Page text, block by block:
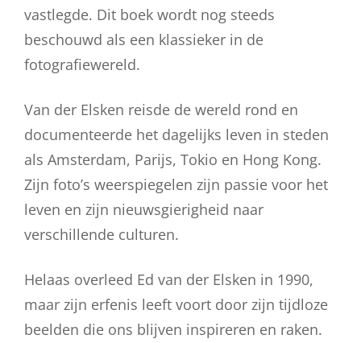
vastlegde. Dit boek wordt nog steeds
beschouwd als een klassieker in de
fotografiewereld.
Van der Elsken reisde de wereld rond en
documenteerde het dagelijks leven in steden
als Amsterdam, Parijs, Tokio en Hong Kong.
Zijn foto’s weerspiegelen zijn passie voor het
leven en zijn nieuwsgierigheid naar
verschillende culturen.
Helaas overleed Ed van der Elsken in 1990,
maar zijn erfenis leeft voort door zijn tijdloze
beelden die ons blijven inspireren en raken.